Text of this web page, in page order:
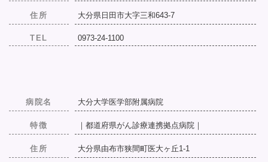
住所 大分県日田市大字三和643-7
TEL 0973-24-1100
病院名 大分大学医学部附属病院
特徴 ｜都道府県がん診療連携拠点病院｜
住所 大分県由布市狭間町医大ヶ丘1-1